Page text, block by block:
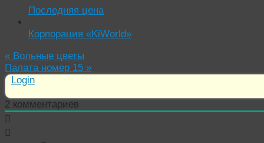
Последняя цена
Корпорация «KiWorld»
« Вольные цветы
Палата номер 15 »
Login
2 комментариев